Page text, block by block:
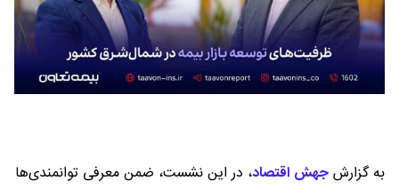
به گزارشجهش اقتصاد، در این نشست، ضمن معرفی توانمندی‌ها